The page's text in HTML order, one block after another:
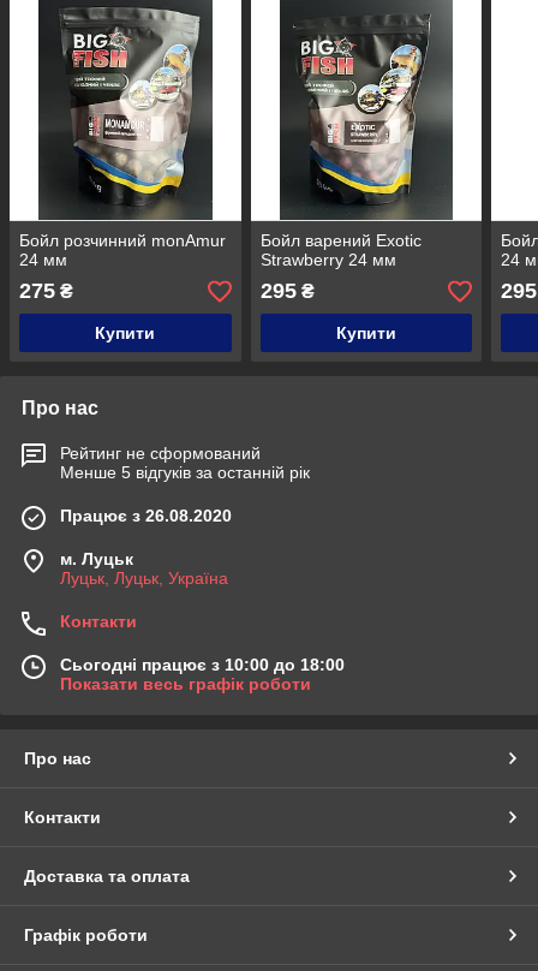
Бойл розчинний monAmur
24 мм
275 ₴
Купити
Бойл варений Exotic
Strawberry 24 мм
295₴
Купити
24
295
Про нас
Рейтинг не сформований
Менше 5 відгуків за останній рік
Працює з 26.08.2020
м. Луцьк
Луцьк, Луцьк, Україна
Контакти
Сьогодні працює з 10:00 до 18:00
Показати весь графік роботи
Про нас
Контакти
Доставка та оплата
Графік роботи